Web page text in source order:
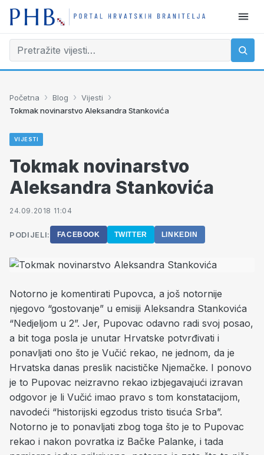
Početna › Blog › Vijesti ›
Tokmak novinarstvo Aleksandra Stankovića
VIJESTI
Tokmak novinarstvo
Aleksandra Stankovića
24.09.2018 11:04
PODIJELI: FACEBOOK TWITTER LINKEDIN
Notorno je komentirati Pupovca, a još notornije
njegovo “gostovanje” u emisiji Aleksandra Stankovića
“Nedjeljom u 2”. Jer, Pupovac odavno radi svoj posao,
a bit toga posla je unutar Hrvatske potvrđivati i
ponavljati ono što je Vučić rekao, ne jednom, da je
Hrvatska danas preslik nacističke Njemačke. I ponovo
je to Pupovac neizravno rekao izbjegavajući izravan
odgovor je li Vučić imao pravo s tom konstatacijom,
navodeći “historijski egzodus tristo tisuća Srba”.
Notorno je to ponavljati zbog toga što je to Pupovac
rekao i nakon povratka iz Bačke Palanke, i tada